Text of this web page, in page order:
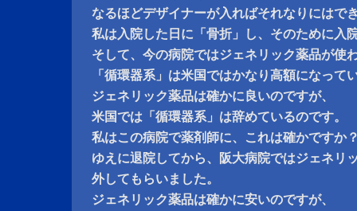
なるほどデザイナーが入ればそれなりにはで
私は入院した日に「骨折」し、そのために入
そして、今の病院ではジェネリック薬品が使
「循環器系」は米国ではかなり高額になって
ジェネリック薬品は確かに良いのですが、
米国では「循環器系」は辞めているのです。
私はこの病院で薬剤師に、これは確かですか
ゆえに退院してから、阪大病院ではジェネリ
外してもらいました。
ジェネリック薬品は確かに安いのですが、